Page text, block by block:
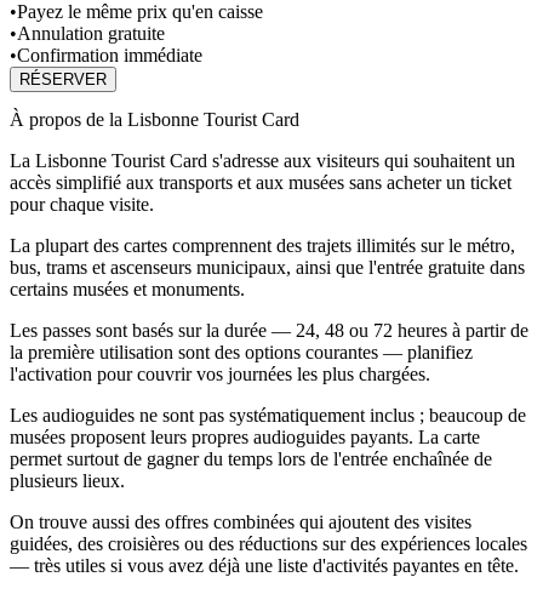
•Payez le même prix qu'en caisse
•Annulation gratuite
•Confirmation immédiate
RÉSERVER
À propos de la Lisbonne Tourist Card
La Lisbonne Tourist Card s'adresse aux visiteurs qui souhaitent un
accès simplifié aux transports et aux musées sans acheter un ticket
pour chaque visite.
La plupart des cartes comprennent des trajets illimités sur le métro,
bus, trams et ascenseurs municipaux, ainsi que l'entrée gratuite dans
certains musées et monuments.
Les passes sont basés sur la durée — 24, 48 ou 72 heures à partir de
la première utilisation sont des options courantes — planifiez
l'activation pour couvrir vos journées les plus chargées.
Les audioguides ne sont pas systématiquement inclus ; beaucoup de
musées proposent leurs propres audioguides payants. La carte
permet surtout de gagner du temps lors de l'entrée enchaînée de
plusieurs lieux.
On trouve aussi des offres combinées qui ajoutent des visites
guidées, des croisières ou des réductions sur des expériences locales
— très utiles si vous avez déjà une liste d'activités payantes en tête.